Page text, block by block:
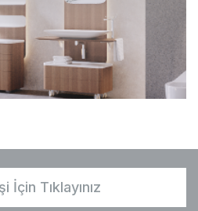
İçin Tıklayınız